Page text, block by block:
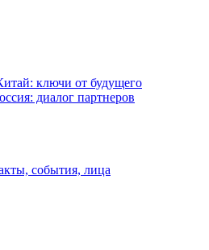
ключи от будущего
диалог партнеров
события, лица